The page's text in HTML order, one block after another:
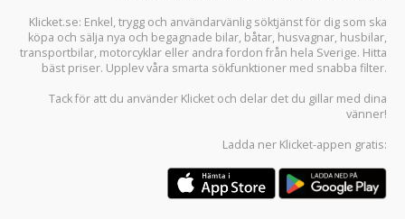
Klicket.se: Enkel, trygg och användarvänlig söktjänst för dig som ska
köpa och sälja nya och begagnade bilar, båtar, husvagnar, husbilar,
transportbilar, motorcyklar eller andra fordon från hela Sverige. Hitta
bäst priser. Upplev våra smarta sökfunktioner med snabba filter.
Tack för att du använder Klicket och delar det du gillar med dina
vänner!
Ladda ner Klicket-appen gratis: